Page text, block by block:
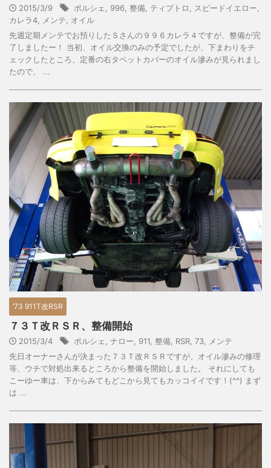
2015/3/9 ポルシェ 996 整備 ティプトロ スピードイエロー
カレラ4
メンテ
オイル
先週定期メンテでお預りしたＳさんの９９６カレラ４ですが、整備が完
了しましたー！ 当初、オイル交換のみの予定でしたが、下まわりをチ
ェックしたところ、定番の右タペットカバーのオイル滲みが見られまし
たので、 ...
’73 911T改RSR
７３Ｔ改ＲＳＲ、整備開始
2015/3/4 ポルシェ ナロー 911 整備 RSR 73
メンテ
先日オーナーさんが決まった７３Ｔ改ＲＳＲですが、オイル滲みの修理
等、ウチで対処出来るところから整備を開始しました。 それにしても
こーゆー車は、下からみてもどこから見てもカッコイイです！(^^) まず
は ...